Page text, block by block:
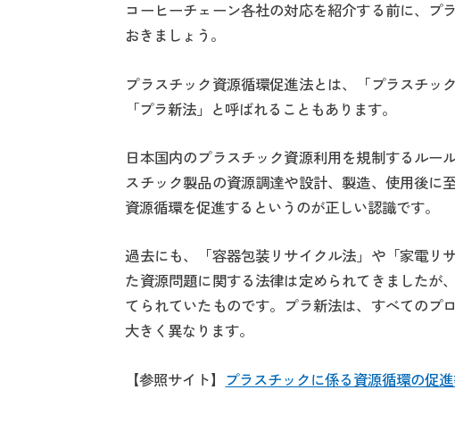
コーヒーチェーン各社の対応を紹介する前に、プ
おきましょう。
プラスチック資源循環促進法とは、「プラスチッ
「プラ新法」と呼ばれることもあります。
日本国内のプラスチック資源利用を規制するルー
スチック製品の資源調達や設計、製造、使用後に
資源循環を促進するというのが正しい認識です。
過去にも、「容器包装リサイクル法」や「家電リ
た資源問題に関する法律は定められてきましたが
てられていたものです。プラ新法は、すべてのプ
大きく異なります。
【参照サイト】 プラスチックに係る資源循環の促